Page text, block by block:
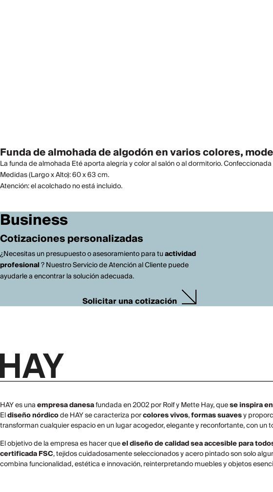
Funda de almohada de algodón en varios colores,
La funda de almohada Eté aporta alegría y color al salón o al dormitorio.
Medidas (Largo x Alto): 60 x 63 cm.
Atención: el acolchado no está incluido.
Business
Cotizaciones personalizadas
¿Necesitas un presupuesto o asesoramiento para tuactividad
profesional? Nuestro Servicio de Atención al Cliente puede
ayudarle a encontrar la solución adecuada.
Solicitar una cotización
HAY es unaempresa danesafundada en 2002 por Rolf y Mette Hay, quese inspira
Eldiseño nórdicode HAY se caracteriza porcolores vivos,formas suavesy
transforman cualquier espacio en un lugar acogedor, elegante y reconfortante, con un
El objetivo de la empresa es hacer queel diseño de calidad sea accesible para
certificada FSC, tejidos cuidadosamente seleccionados y acero pintado son solo
combina funcionalidad, estética e innovación, reinterpretando muebles y objetos